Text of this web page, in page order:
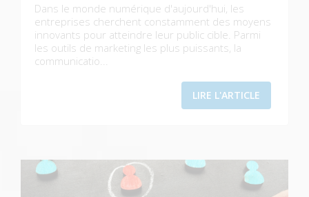
Dans le monde numérique d'aujourd'hui, les
entreprises cherchent constamment des moyens
innovants pour atteindre leur public cible. Parmi
les outils de marketing les plus puissants, la
communicatio...
LIRE L'ARTICLE